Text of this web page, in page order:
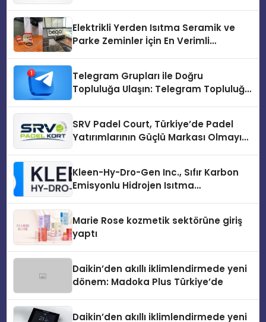
Elektrikli Yerden Isıtma Seramik ve
Parke Zeminler İçin En Verimli
Telegram Grupları ile Doğru
Topluluğa Ulaşın: Telegram Topluluğu
SRV Padel Court, Türkiye’de Padel
Yatırımlarının Güçlü Markası Olmayı
Kleen-Hy-Dro-Gen Inc., Sıfır Karbon
Emisyonlu Hidrojen Isıtma
Marie Rose kozmetik sektörüne giriş
yaptı
Daikin’den akıllı iklimlendirmede yeni
dönem: Madoka Plus Türkiye’de
Daikin’den akıllı iklimlendirmede yeni